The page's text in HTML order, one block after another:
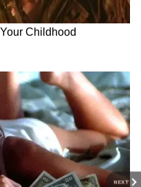
NEXT
থেকে ১০০ টাকা
১৪৩১০০০ টাকা,
দাম ১১৭০৮ টাকা,
১০ গ্রাম সোনার
থেকে ৮০ টাকা
১১৭০৮০০ টাকা,
কমলো।